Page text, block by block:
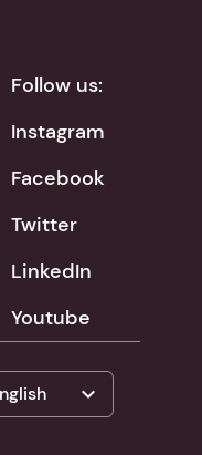
Follow us:
Instagram
Facebook
Twitter
LinkedIn
Youtube
expand_more